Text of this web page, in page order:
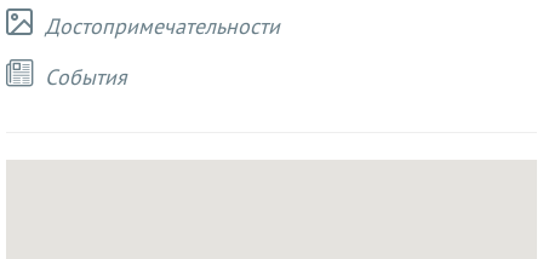
Достопримечательности
Cобытия